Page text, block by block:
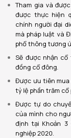
Tham gia và
được thực hiện
chính người đại
mà pháp luật và
phổ thông tương
Sẽ được nhận
đồng cổ đông.
Được ưu tiên
tỷ lệ phần trăm cổ
Được tự do
của mình cho
định tại Khoản 3
nghiệp 2020.